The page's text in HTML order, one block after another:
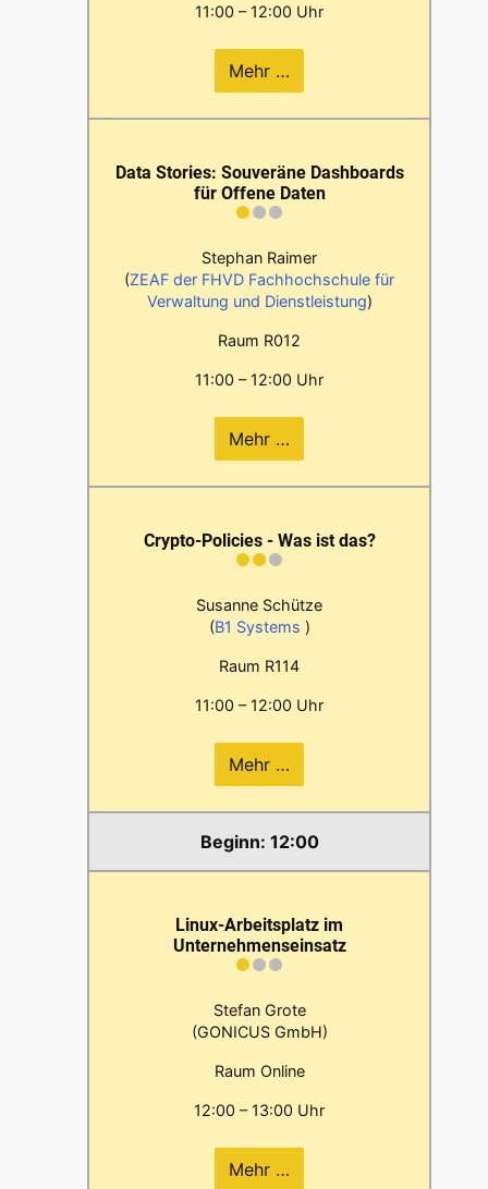
11:00 – 12:00 Uhr
Mehr …
Data Stories: Souveräne Dashboards
für Offene Daten
Stephan Raimer
(ZEAF der FHVD Fachhochschule für
Verwaltung und Dienstleistung)
Raum R012
11:00 – 12:00 Uhr
Mehr …
Crypto-Policies - Was ist das?
Susanne Schütze
(B1 Systems )
Raum R114
11:00 – 12:00 Uhr
Mehr …
12:00
Linux-Arbeitsplatz im
Unternehmenseinsatz
Stefan Grote
(GONICUS GmbH)
Raum Online
12:00 – 13:00 Uhr
Mehr …